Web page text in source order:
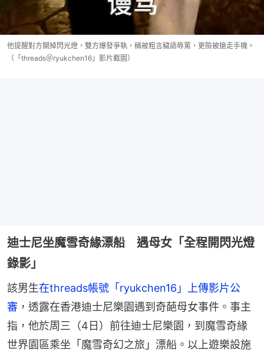
他提醒對方關掉閃光燈，雙方爆發爭執，稱被粗言穢語辱罵，更險被搶走手機。
（「threads＠ryukchen16」影片截圖）
迪士尼坐魔雪奇緣漂船 遇母女「全程開閃光燈
錄影」
該男生在threads帳號「ryukchen16」上傳影片公
審 ，透露在香港迪士尼樂園遇到奇葩母女事件。事主
指，他於周三（4日）前往迪士尼樂園，到魔雪奇緣
世界園區乘坐「魔雪奇幻之旅」漂船。以上遊樂設施